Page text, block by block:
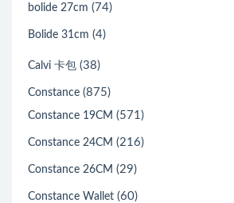
bolide 27cm (74)
Bolide 31cm (4)
Calvi 卡包 (38)
Constance (875)
Constance 19CM (571)
Constance 24CM (216)
Constance 26CM (29)
Constance Wallet (60)